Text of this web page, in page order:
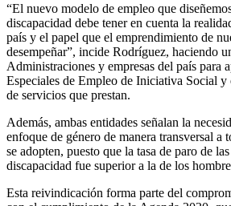
“El nuevo modelo de empleo que
discapacidad debe tener en cuenta la
país y el papel que el emprendimiento de
desempeñar”, incide Rodríguez, haciendo
Administraciones y empresas del país para
Especiales de Empleo de Iniciativa Social y
de servicios que prestan.
Además, ambas entidades señalan la
enfoque de género de manera transversal a
se adopten, puesto que la tasa de paro de
discapacidad fue superior a la de los
Esta reivindicación forma parte del